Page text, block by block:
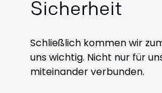
Sicherheit
Schließlich kommen wir
uns wichtig. Nicht nur für
miteinander verbunden.